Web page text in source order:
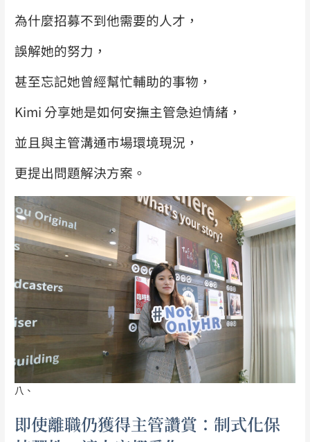
為什麼招募不到他需要的人才，
誤解她的努力，
甚至忘記她曾經幫忙輔助的事物，
Kimi 分享她是如何安撫主管急迫情緒，
並且與主管溝通市場環境現況，
更提出問題解決方案。
八、
即使離職仍獲得主管讚賞：制式化保